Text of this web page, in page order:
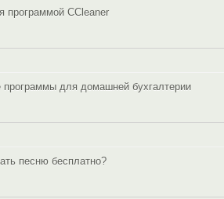
программой CCleaner
для домашней бухгалтерии
песню бесплатно?